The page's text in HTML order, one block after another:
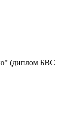
(диплом БВС